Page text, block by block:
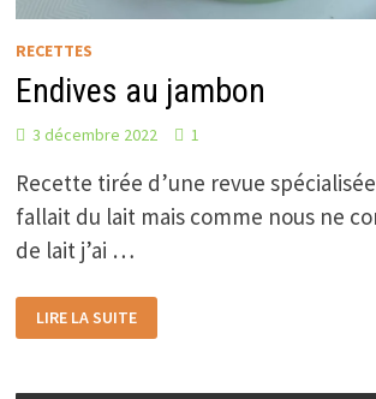
RECETTES
Endives au jambon
3 décembre 2022 1
Recette tirée d’une revue
fallait du lait mais comme nous ne
de lait j’ai …
AU
JAMBON
LIRE LA SUITE